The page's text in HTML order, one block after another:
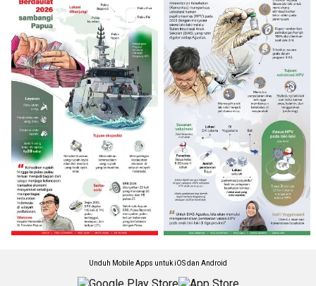
Unduh Mobile Apps untuk iOS dan Android